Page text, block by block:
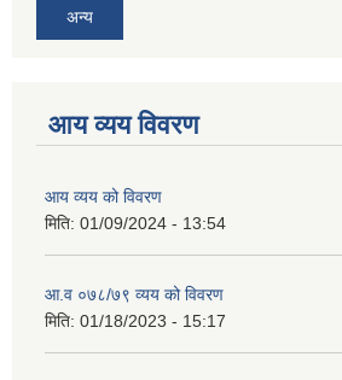
अन्य
आय व्यय विवरण
आय व्यय को विवरण
मिति: 01/09/2024 - 13:54
आ.व ०७८/७९ व्यय को विवरण
मिति: 01/18/2023 - 15:17